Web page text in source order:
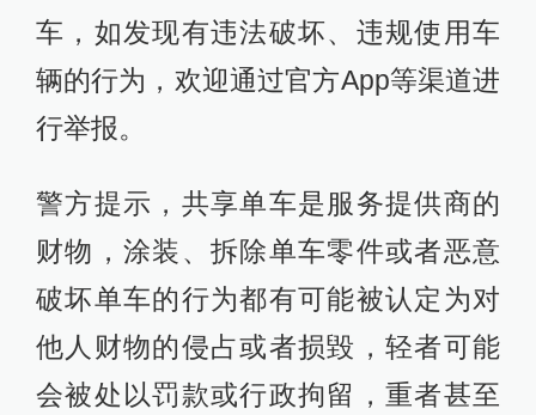
车，如发现有违法破坏、违规使用车
辆的行为，欢迎通过官方App等渠道进
行举报。
警方提示，共享单车是服务提供商的
财物，涂装、拆除单车零件或者恶意
破坏单车的行为都有可能被认定为对
他人财物的侵占或者损毀，轻者可能
会被处以罚款或行政拘留，重者甚至